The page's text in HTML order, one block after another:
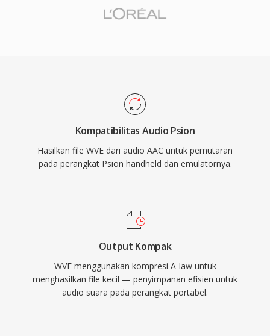
Kompatibilitas Audio Psion
Hasilkan file WVE dari audio AAC untuk pemutaran
pada perangkat Psion handheld dan emulatornya.
Output Kompak
WVE menggunakan kompresi A-law untuk
menghasilkan file kecil — penyimpanan efisien untuk
audio suara pada perangkat portabel.